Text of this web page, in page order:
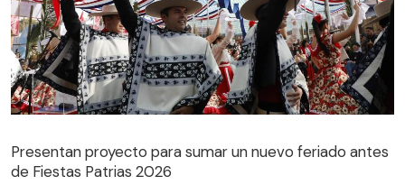
Presentan proyecto para sumar un nuevo feriado antes
de Fiestas Patrias 2026